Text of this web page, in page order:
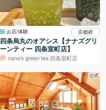
お店/体験 京都府
四条烏丸のオアシス【ナナズグリ
ーンティー 四条室町店】
nana's green tea 四条室町店
公式